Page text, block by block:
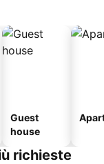
Guest
house
richieste